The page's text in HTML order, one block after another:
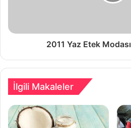
2011 Yaz Etek
İlgili Makaleler